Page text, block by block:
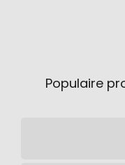
Populaire